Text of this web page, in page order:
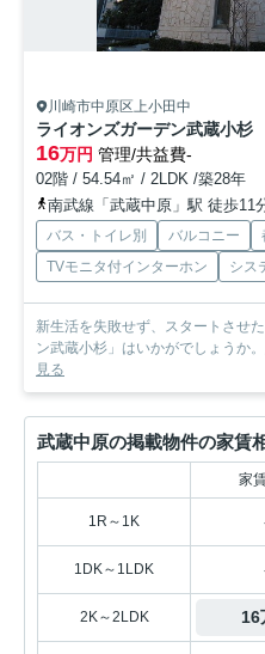
川崎市中原区上小田中
ライオンズガーデン武蔵小杉
16万円 管理/共益費-
02階 / 54.54㎡ / 2LDK /築28年
南武線「武蔵中原」駅 徒歩11
バス・トイレ別 バルコニー
TVモニタ付インターホン
シス
新生活を失敗せず、スタートさせ
ン武蔵小杉」はいかがでしょうか
見る
武蔵中原の掲載物件の家賃
家
1R～1K
1DK～1LDK
2K～2LDK 16